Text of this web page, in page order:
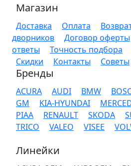
Магазин
Доставка Оплата
дворников
Договор оферты
ответы
Точность подбора
Скидки
Контакты Советы
Бренды
ACURA AUDI BMW
GM
KIA-HYUNDAI
PIAA
RENAULT SKODA
TRICO
VALEO VISEE
Линейки